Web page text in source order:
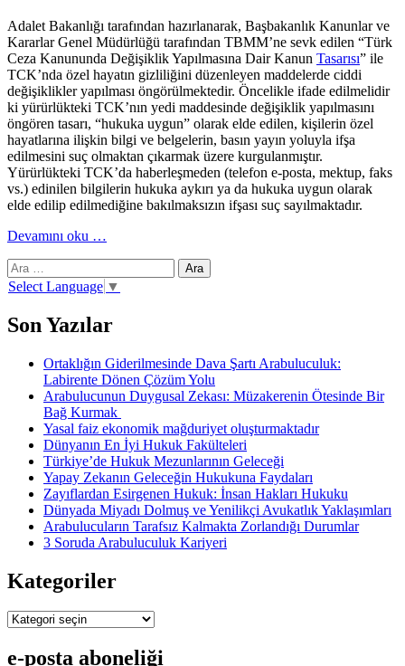
Adalet Bakanlığı tarafından hazırlanarak, Başbakanlık Kanunlar ve
Kararlar Genel Müdürlüğü tarafından TBMM’ne sevk edilen “Türk
Ceza Kanununda Değişiklik Yapılmasına Dair Kanun Tasarısı” ile
TCK’nda özel hayatın gizliliğini düzenleyen maddelerde ciddi
değişiklikler yapılması öngörülmektedir. Öncelikle ifade edilmelidir
ki yürürlükteki TCK’nın yedi maddesinde değişiklik yapılmasını
öngören tasarı, “hukuka uygun” olarak elde edilen, kişilerin özel
hayatlarına ilişkin bilgi ve belgelerin, basın yayın yoluyla ifşa
edilmesini suç olmaktan çıkarmak üzere kurgulanmıştır.
Yürürlükteki TCK’da haberleşmeden (telefon e-posta, mektup, faks
vs.) edinilen bilgilerin hukuka aykırı ya da hukuka uygun olarak
elde edilip edilmediğine bakılmaksızın ifşası suç sayılmaktadır.
Devamını oku
tasarının
…
Arama:
Select Language ▼
Son Yazılar
Ortaklığın Giderilmesinde Dava Şartı Arabuluculuk:
Labirente Dönen Çözüm Yolu
Arabulucunun Duygusal Zekası: Müzakerenin Ötesinde Bir
Bağ Kurmak
Yasal faiz ekonomik mağduriyet oluşturmaktadır
Dünyanın En İyi Hukuk Fakülteleri
Türkiye’de Hukuk Mezunlarının Geleceği
Yapay Zekanın Geleceğin Hukukuna Faydaları
Zayıflardan Esirgenen Hukuk: İnsan Hakları Hukuku
Dünyada Miyadı Dolmuş ve Yenilikçi Avukatlık Yaklaşımları
Arabulucuların Tarafsız Kalmakta Zorlandığı Durumlar
3 Soruda Arabuluculuk Kariyeri
Kategoriler
Kategoriler
e-posta aboneliği